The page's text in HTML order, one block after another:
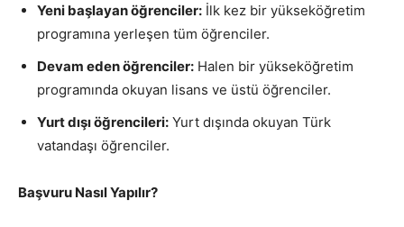
Yeni başlayan öğrenciler: İlk kez bir yükseköğretim
programına yerleşen tüm öğrenciler.
Devam eden öğrenciler: Halen bir yükseköğretim
programında okuyan lisans ve üstü öğrenciler.
Yurt dışı öğrencileri: Yurt dışında okuyan Türk
vatandaşı öğrenciler.
Başvuru Nasıl Yapılır?